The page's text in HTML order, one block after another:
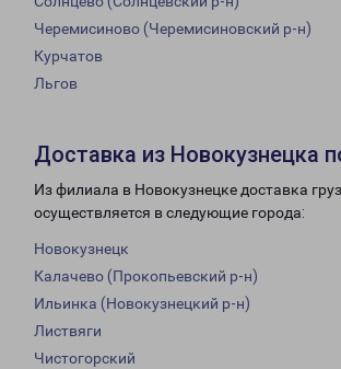
Черемисиново (Черемисиновский р-н)
Курчатов
Льгов
Доставка из Новокузнецка
Из филиала в Новокузнецке доставка
осуществляется в следующие города:
Новокузнецк
Калачево (Прокопьевский р-н)
Ильинка (Новокузнецкий р-н)
Листвяги
Чистогорский